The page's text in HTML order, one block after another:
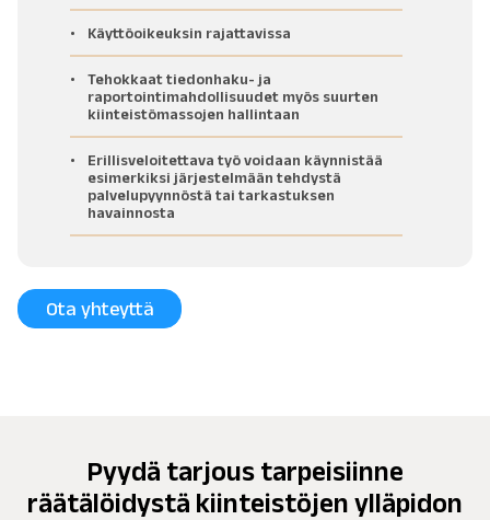
Käyttöoikeuksin rajattavissa
Tehokkaat tiedonhaku- ja
raportointimahdollisuudet myös suurten
kiinteistömassojen hallintaan
Erillisveloitettava työ voidaan käynnistää
esimerkiksi järjestelmään tehdystä
palvelupyynnöstä tai tarkastuksen
havainnosta
Ota yhteyttä